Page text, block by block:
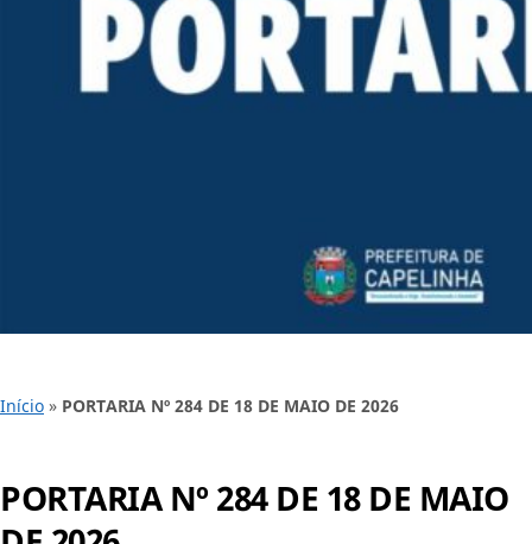
Início » PORTARIA Nº 284 DE 18 DE MAIO DE 2026
PORTARIA Nº 284 DE 18 DE MAIO